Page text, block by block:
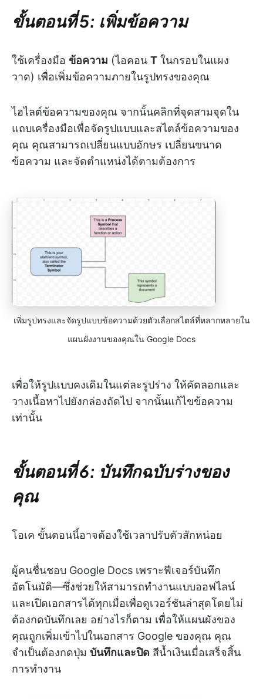
ขั้นตอนที่ 5: เพิ่มข้อความ
ใช้เครื่องมือ ข้อความ (ไอคอน T ในกรอบในแผง
วาด) เพื่อเพิ่มข้อความภายในรูปทรงของคุณ
ไฮไลต์ข้อความของคุณ จากนั้นคลิกที่จุดสามจุดใน
แถบเครื่องมือเพื่อจัดรูปแบบและสไตล์ข้อความของ
คุณ คุณสามารถเปลี่ยนแบบอักษร เปลี่ยนขนาด
ข้อความ และจัดตำแหน่งได้ตามต้องการ
เพิ่มรูปทรงและจัดรูปแบบข้อความด้วยตัวเลือกสไตล์ที่หลากหลายใน
แผนผังงานของคุณใน Google Docs
เพื่อให้รูปแบบคงเดิมในแต่ละรูปร่าง ให้คัดลอกและ
วางเนื้อหาไปยังกล่องถัดไป จากนั้นแก้ไขข้อความ
เท่านั้น
ขั้นตอนที่ 6: บันทึกฉบับร่างของ
คุณ
โอเค ขั้นตอนนี้อาจต้องใช้เวลาปรับตัวสักหน่อย
ผู้คนชื่นชอบ Google Docs เพราะฟีเจอร์บันทึก
อัตโนมัติ—ซึ่งช่วยให้สามารถทำงานแบบออฟไลน์
และเปิดเอกสารได้ทุกเมื่อเพื่อดูเวอร์ชันล่าสุดโดยไม่
ต้องกดบันทึกเลย อย่างไรก็ตาม เพื่อให้แผนผังของ
คุณถูกเพิ่มเข้าไปในเอกสาร Google ของคุณ คุณ
จำเป็นต้องกดปุ่ม บันทึกและปิด สีน้ำเงินเมื่อเสร็จสิ้น
การทำงาน